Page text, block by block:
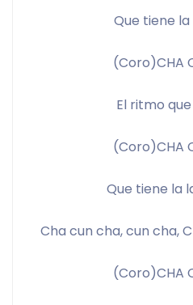
Que tiene
(Coro)CHA
El ritmo
(Coro)CHA
Que tiene la
Cha cun cha, cun cha,
(Coro)CHA